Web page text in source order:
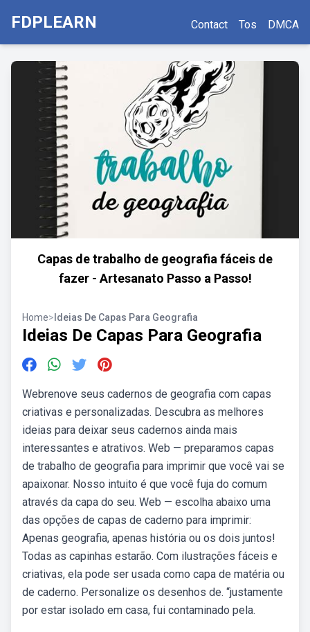
FDPLEARN Contact Tos DMCA
Capas de trabalho de geografia fáceis de
fazer - Artesanato Passo a Passo!
Home> Ideias De Capas Para Geografia
Ideias De Capas Para Geografia
Webrenove seus cadernos de geografia com capas
criativas e personalizadas. Descubra as melhores
ideias para deixar seus cadernos ainda mais
interessantes e atrativos. Web — preparamos capas
de trabalho de geografia para imprimir que você vai se
apaixonar. Nosso intuito é que você fuja do comum
através da capa do seu. Web — escolha abaixo uma
das opções de capas de caderno para imprimir:
Apenas geografia, apenas história ou os dois juntos!
Todas as capinhas estarão. Com ilustrações fáceis e
criativas, ela pode ser usada como capa de matéria ou
de caderno. Personalize os desenhos de. “justamente
por estar isolado em casa, fui contaminado pela.